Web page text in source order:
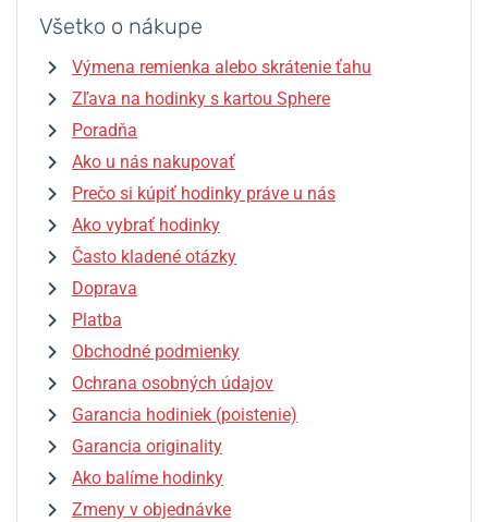
Všetko o nákupe
Výmena remienka alebo skrátenie ťahu
Zľava na hodinky s kartou Sphere
Poradňa
Ako u nás nakupovať
Prečo si kúpiť hodinky práve u nás
Ako vybrať hodinky
Často kladené otázky
Doprava
Platba
Obchodné podmienky
Ochrana osobných údajov
Garancia hodiniek (poistenie)
Garancia originality
Ako balíme hodinky
Zmeny v objednávke